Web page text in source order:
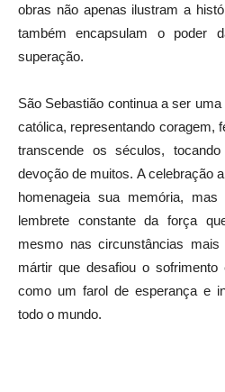
obras não apenas ilustram a
também encapsulam o poder
superação.
São Sebastião continua a ser
católica, representando coragem,
transcende os séculos,
devoção de muitos. A celebração
homenageia sua memória,
lembrete constante da força
mesmo nas circunstâncias
mártir que desafiou o
como um farol de esperança e
todo o mundo.